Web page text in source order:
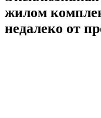
жилом
недалеко от